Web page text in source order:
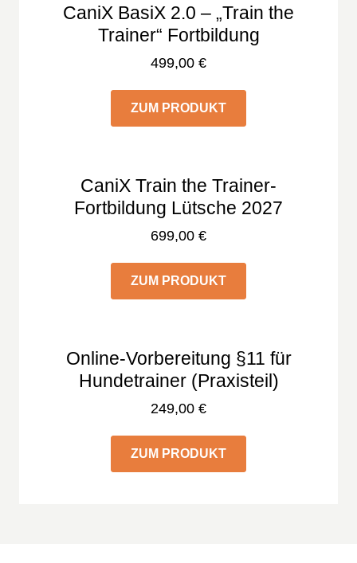
CaniX BasiX 2.0 – „Train the
Trainer“ Fortbildung
499,00 €
ZUM PRODUKT
CaniX Train the Trainer-
Fortbildung Lütsche 2027
699,00 €
ZUM PRODUKT
Online-Vorbereitung §11 für
Hundetrainer (Praxisteil)
249,00 €
ZUM PRODUKT